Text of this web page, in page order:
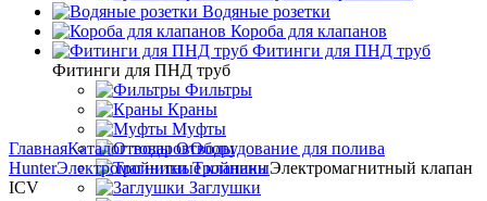
Водяные розетки
Короба для клапанов
Фитинги для ПНД труб
Фитинги для ПНД труб
Фильтры
Краны
Муфты
Отводы
Тройники
Заглушки
ГлавнаяКаталог товаровОборудование для полива
HunterЭлектромагнитные клапаныЭлектромагнитный клапан
ICV